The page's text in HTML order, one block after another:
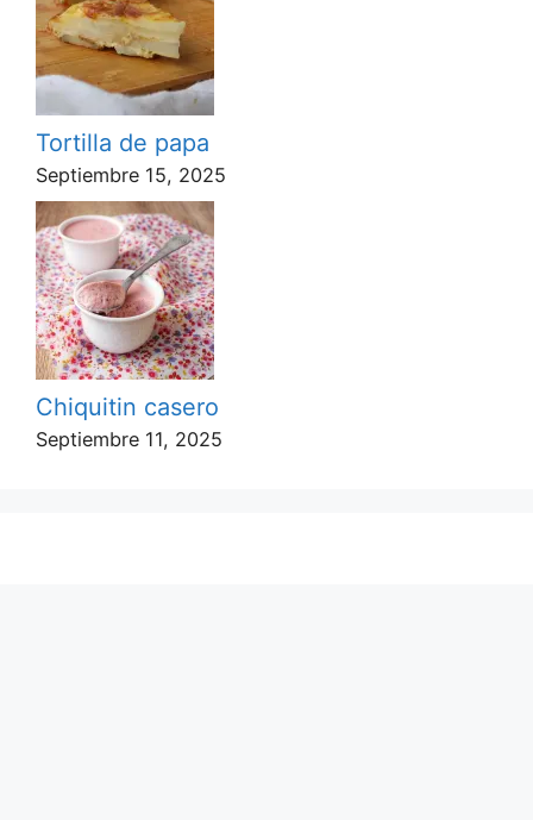
Tortilla de papa
Septiembre 15, 2025
Chiquitin casero
Septiembre 11, 2025